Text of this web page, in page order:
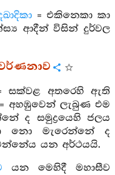
= එකිනෙකා කා
ආදීන් විසින් දුර්වල
සක්වළ අතරෙහි ඇති
= අහඹුවෙන් ලැබුණ එම
ද සමුද්‍රයෙහි ජලය
නො මැරෙන්නේ ද
යන අර්ථයයි.
යන මෙහිදී මහාසීව